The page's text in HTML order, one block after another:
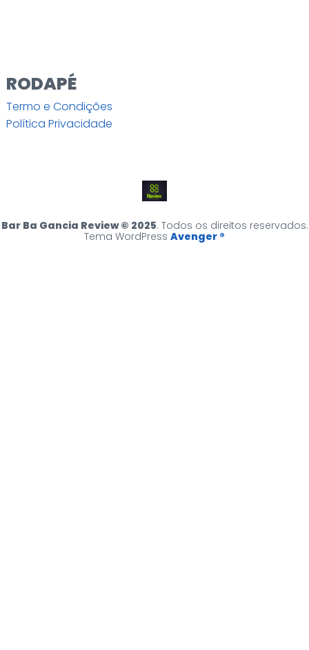
RODAPÉ
Termo e Condições
Política Privacidade
Bar Ba Gancia Review © 2025. Todos os direitos reservados.
Tema WordPress Avenger ®